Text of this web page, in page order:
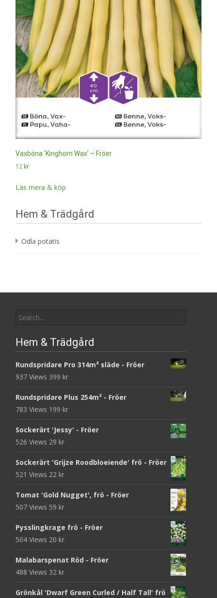
Vaxböna ‘Kinghorn Wax’ – Fröer
12 kr
Läs mera & köp
Hem & Trädgård
Odla potatis
for:
Hem & Trädgård
Rundspridare Pro 314m² släde - Fröer
937 Views 399 kr
Rundspridare Plus 254m² - Fröer
783 Views 199 kr
Sockerärt 'Jessy' - Fröer
526 Views 29 kr
Sockerärt 'Grijze Roodbloeiende' frö - Fröer
521 Views 22 kr
Tomat 'Gold Nugget', frö - Fröer
507 Views 59 kr
Pysslingkrage frö - Fröer
504 Views 20 kr
Malabarspenat Röd - Fröer
488 Views 32 kr
Grönkål 'Dwarf Green Curled / Half Tall' frö